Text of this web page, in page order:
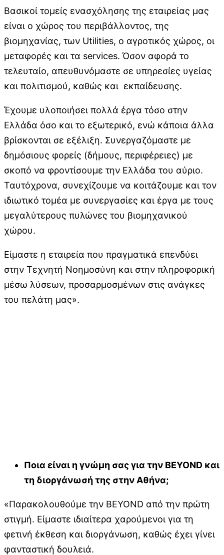
Βασικοί τομείς ενασχόλησης της εταιρείας μας
είναι ο χώρος του περιβάλλοντος, της
βιομηχανίας, των Utilities, ο αγροτικός χώρος, οι
μεταφορές και τα services. Όσον αφορά το
τελευταίο, απευθυνόμαστε σε υπηρεσίες υγείας
και πολιτισμού, καθώς και εκπαίδευσης.
Έχουμε υλοποιήσει πολλά έργα τόσο στην
Ελλάδα όσο και το εξωτερικό, ενώ κάποια άλλα
βρίσκονται σε εξέλιξη. Συνεργαζόμαστε με
δημόσιους φορείς (δήμους, περιφέρειες) με
σκοπό να φροντίσουμε την Ελλάδα του αύριο.
Ταυτόχρονα, συνεχίζουμε να κοιτάζουμε και τον
ιδιωτικό τομέα με συνεργασίες και έργα με τους
μεγαλύτερους πυλώνες του βιομηχανικού
χώρου.
Είμαστε η εταιρεία που πραγματικά επενδύει
στην Τεχνητή Νοημοσύνη και στην πληροφορική
μέσω λύσεων, προσαρμοσμένων στις ανάγκες
του πελάτη μας».
Ποια είναι η γνώμη σας για την BEYOND και
τη διοργάνωσή της στην Αθήνα;
«Παρακολουθούμε την BEYOND από την πρώτη
στιγμή. Είμαστε ιδιαίτερα χαρούμενοι για τη
φετινή έκθεση και διοργάνωση, καθώς έχει γίνει
φανταστική δουλειά.